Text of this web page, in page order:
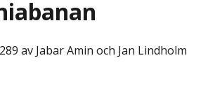
av Jabar Amin och Jan Lindholm